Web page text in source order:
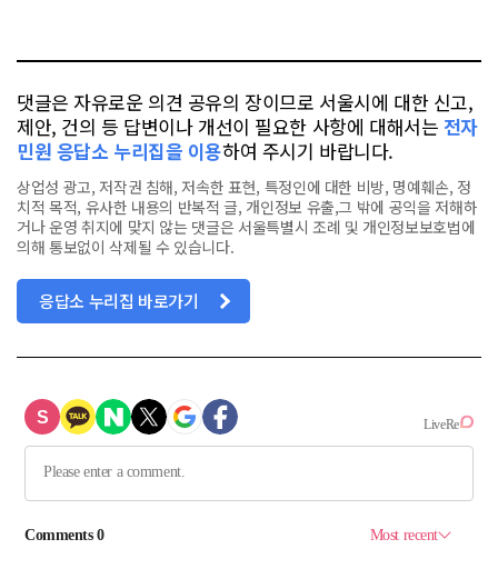
댓글은 자유로운 의견 공유의 장이므로 서울시에 대한 신고,
제안, 건의 등 답변이나 개선이 필요한 사항에 대해서는 전자
민원 응답소 누리집을 이용하여 주시기 바랍니다.
상업성 광고, 저작권 침해, 저속한 표현, 특정인에 대한 비방, 명예훼손, 정
치적 목적, 유사한 내용의 반복적 글, 개인정보 유출,그 밖에 공익을 저해하
거나 운영 취지에 맞지 않는 댓글은 서울특별시 조례 및 개인정보보호법에
의해 통보없이 삭제될 수 있습니다.
응답소 누리집 바로가기